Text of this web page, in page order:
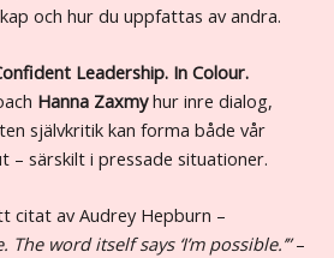
och hur du uppfattas av andra.
Leadership. In Colour.
Hanna Zaxmyhur inre dialog,
självkritik kan forma både vår
– särskilt i pressade situationer.
citat av Audrey Hepburn –
word itself says ‘I’m possible.’”–